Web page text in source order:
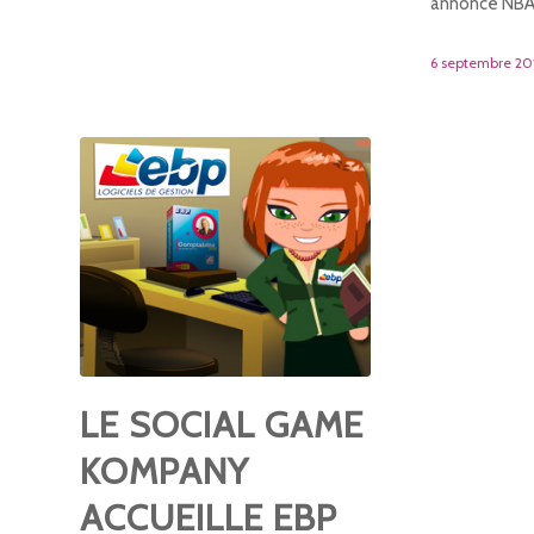
6 septembre
LE SOCIAL GAME
KOMPANY
ACCUEILLE EBP